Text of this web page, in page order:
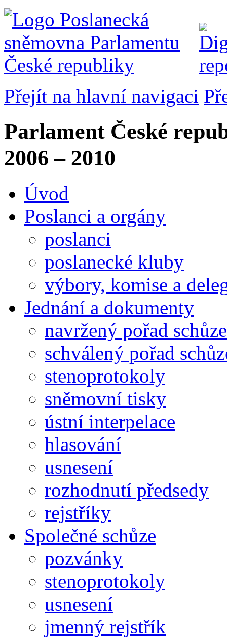
Přejít na hlavní navigaci
Parlament České
2006 – 2010
Úvod
Poslanci a orgány
poslanci
poslanecké kluby
výbory, komise a
Jednání a dokumenty
navržený pořad schůze
schválený pořad
stenoprotokoly
sněmovní tisky
ústní interpelace
hlasování
usnesení
rozhodnutí předsedy
rejstříky
Společné schůze
pozvánky
stenoprotokoly
usnesení
jmenný rejstřík